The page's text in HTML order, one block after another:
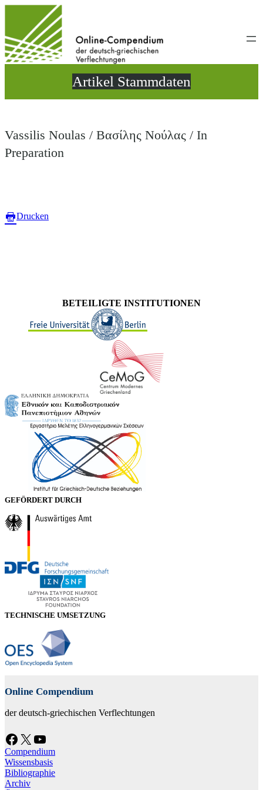
wechseln
Artikel Stammdaten
Vassilis Noulas / Βασίλης Νούλας / In
Preparation
Drucken
BETEILIGTE INSTITUTIONEN
GEFÖRDERT DURCH
TECHNISCHE UMSETZUNG
Online Compendium
der deutsch-griechischen Verflechtungen
Facebook X YouTube
Compendium
Wissensbasis
Bibliographie
Archiv